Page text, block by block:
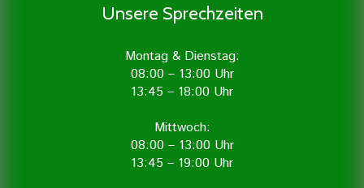
Unsere Sprechzeiten
Montag & Dienstag:
08:00 – 13:00 Uhr
13:45 – 18:00 Uhr
Mittwoch:
08:00 – 13:00 Uhr
13:45 – 19:00 Uhr